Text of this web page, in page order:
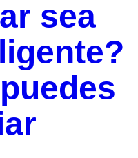
sea